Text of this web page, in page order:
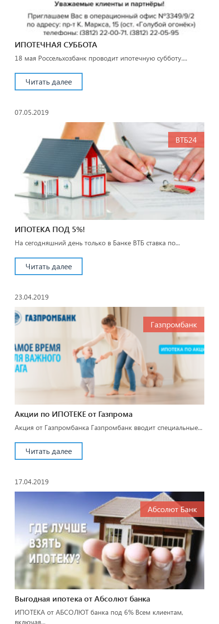
ИПОТЕЧНАЯ СУББОТА
18 мая Россельхозбанк проводит ипотечную субботу....
Читать далее
07.05.2019
ВТБ24
ИПОТЕКА ПОД 5%!
На сегодняшний день только в Банке ВТБ ставка по...
Читать далее
23.04.2019
Газпромбанк
Акции по ИПОТЕКЕ от Газпрома
Акция от Газпромбанка Газпромбанк вводит специальные...
Читать далее
17.04.2019
Абсолют Банк
Выгодная ипотека от Абсолют банка
ИПОТЕКА от АБСОЛЮТ банка под 6% Всем клиентам,
включая...